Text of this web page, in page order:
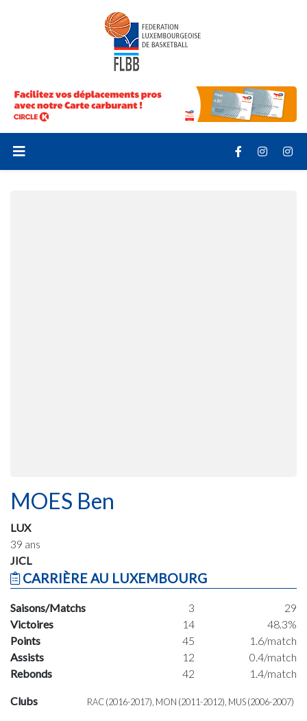
MOES Ben
LUX
39 ans
JICL
CARRIÈRE AU LUXEMBOURG
Saisons/Matchs 3
29
Victoires
14
48.3%
Points
45
1.6/match
Assists
12
0.4/match
Rebonds
42 1.4/match
Clubs RAC (2016-2017), MON (2011-2012), MUS (2006-2007)